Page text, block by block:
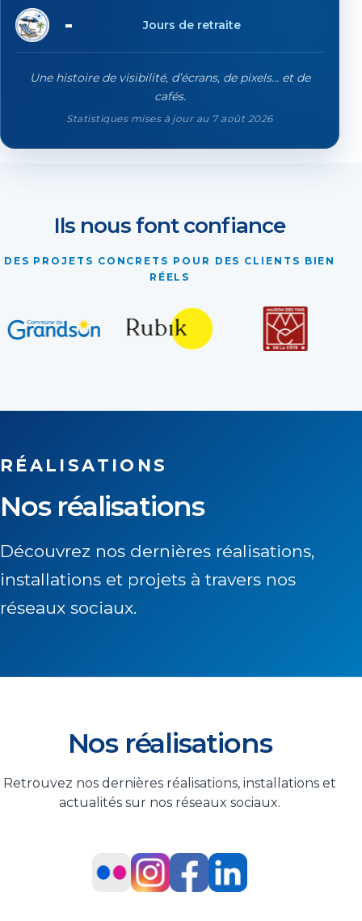
116 Jours de retraite
Une histoire de visibilité, d’écrans, de pixels… et de
cafés.
Statistiques mises à jour au 7 août 2026
Ils nous font confiance
DES PROJETS CONCRETS POUR DES CLIENTS BIEN
RÉELS
RÉALISATIONS
Nos réalisations
Découvrez nos dernières réalisations,
installations et projets à travers nos
réseaux sociaux.
Nos réalisations
Retrouvez nos dernières réalisations, installations et
actualités sur nos réseaux sociaux.